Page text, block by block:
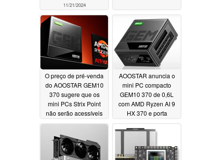
11/21/2024
O preço de pré-venda
do AOOSTAR GEM10
370 sugere que os
mini PCs Strix Point
não serão acessíveis
09/20/2024
AOOSTAR anuncia o
mini PC compacto
GEM10 370 de 0,6L
com AMD Ryzen AI 9
HX 370 e porta